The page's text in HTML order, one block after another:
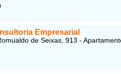
Empresarial
de Seixas, 913 -